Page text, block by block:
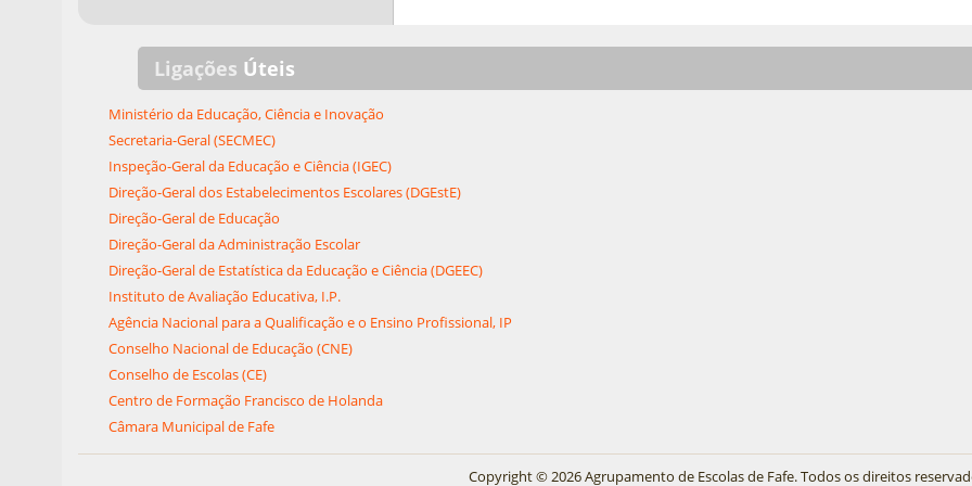
Ligações Úteis
Ministério da Educação, Ciência e Inovação
Secretaria-Geral (SECMEC)
Inspeção-Geral da Educação e Ciência (IGEC)
Direção-Geral dos Estabelecimentos Escolares (DGEstE)
Direção-Geral de Educação
Direção-Geral da Administração Escolar
Direção-Geral de Estatística da Educação e Ciência (DGEEC)
Instituto de Avaliação Educativa, I.P.
Agência Nacional para a Qualificação e o Ensino Profissional, IP
Conselho Nacional de Educação (CNE)
Conselho de Escolas (CE)
Centro de Formação Francisco de Holanda
Câmara Municipal de Fafe
Copyright © 2026 Agrupamento de Escolas de Fafe. Todos os direitos